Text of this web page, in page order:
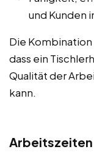
und Kunden
Die
dass ein
Qualität der
kann.
Arbeitszeiten